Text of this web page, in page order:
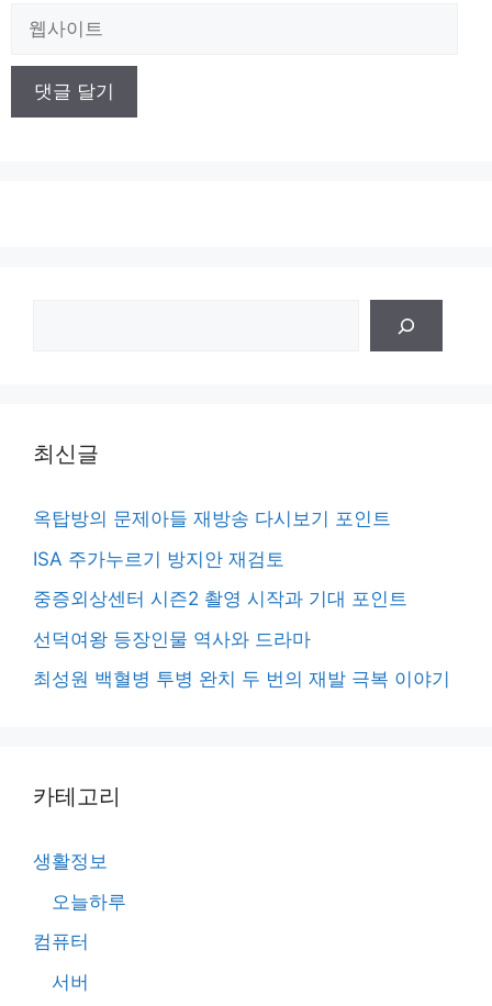
최신글
옥탑방의 문제아들 재방송 다시보기 포인트
ISA 주가누르기 방지안 재검토
중증외상센터 시즌2 촬영 시작과 기대 포인트
선덕여왕 등장인물 역사와 드라마
최성원 백혈병 투병 완치 두 번의 재발 극복 이야기
카테고리
생활정보
오늘하루
컴퓨터
서버